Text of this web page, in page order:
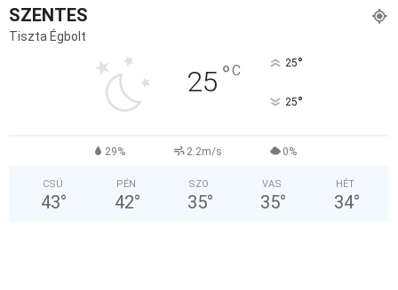
SZENTES
Tiszta Égbolt
25 °C 25°
25°
29% 2.2m/s 0%
CSÜ
43°
PÉN
42°
SZO
35°
VAS
35°
HÉT
34°